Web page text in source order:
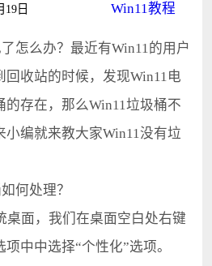
19日 Win11教程
么办？最近有Win11的用户
回收站的时候，发现Win11电
的存在，那么Win11垃圾桶不
小编就来教大家Win11没有垃
何处理？
面，我们在桌面空白处右键
中中选择“个性化”选项。